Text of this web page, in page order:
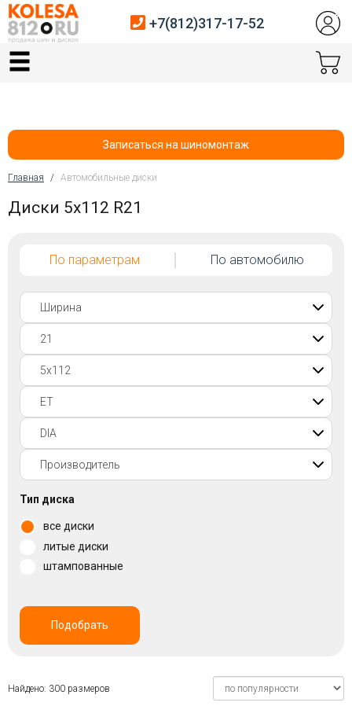
Главная
Автосервис
Датчики давления
Покупателям
Контакты
Войти на сайт
+7(812)317-
17-
52
Пн-
Вс:
+7(812)317-17-52
Записаться на шиномонтаж
Вы здесь
Главная / Автомобильные диски
Диски 5x112 R21
По параметрам По автомобилю
Тип диска
все диски
литые диски
штампованные
Подобрать
Найдено: 300 размеров